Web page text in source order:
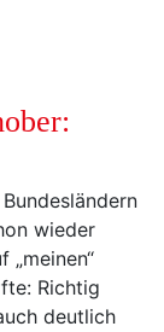
wieder
„meinen“
Richtig
deutlich